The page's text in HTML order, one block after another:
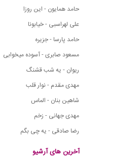
حامد همایون - این روزا
علی لهراسبی - خیابونا
حامد پارسا - جزیره
مسعود صابری - آسوده میخوابی
ریوان - یه شب قشنگ
مهدی مقدم - نوار قلب
شاهین بنان - الماس
مهدی جهانی - زخم
رضا صادقی - یه چی بگم
آخرین های آرشیو